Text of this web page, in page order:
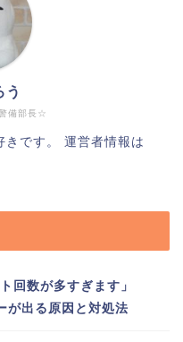
備部長☆
う
きです。 運営者情報は
回数が多すぎます」
出る原因と対処法